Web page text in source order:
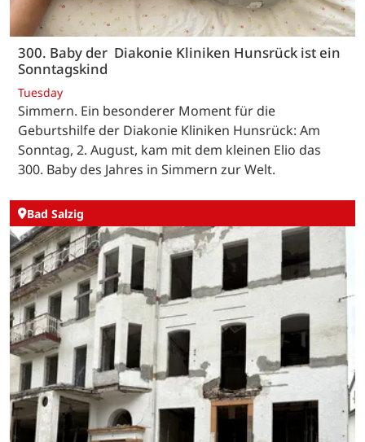
300. Baby der Diakonie Kliniken Hunsrück ist ein
Sonntagskind
Tuesday
Simmern. Ein besonderer Moment für die
Geburtshilfe der Diakonie Kliniken Hunsrück: Am
Sonntag, 2. August, kam mit dem kleinen Elio das
300. Baby des Jahres in Simmern zur Welt.
Bad Salzig